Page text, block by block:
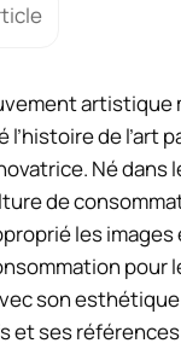
artistique
l’histoire de l’art
Né dans
de
les
pour
son
et ses